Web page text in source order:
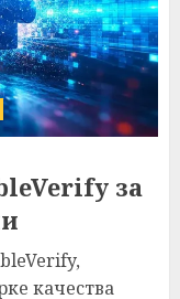
за
качества